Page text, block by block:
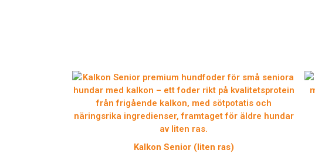
Kalkon Senior (liten ras)